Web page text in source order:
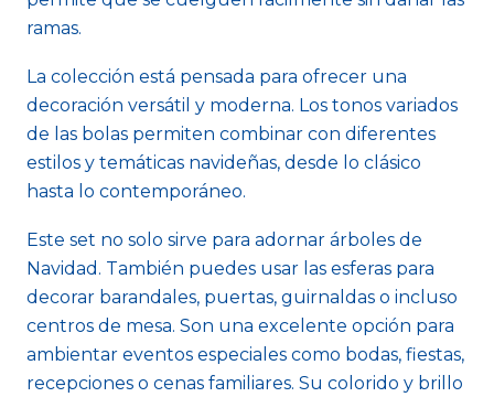
ramas.
La colección está pensada para ofrecer una
decoración versátil y moderna. Los tonos variados
de las bolas permiten combinar con diferentes
estilos y temáticas navideñas, desde lo clásico
hasta lo contemporáneo.
Este set no solo sirve para adornar árboles de
Navidad. También puedes usar las esferas para
decorar barandales, puertas, guirnaldas o incluso
centros de mesa. Son una excelente opción para
ambientar eventos especiales como bodas, fiestas,
recepciones o cenas familiares. Su colorido y brillo